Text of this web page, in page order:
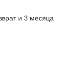
и 3 месяца